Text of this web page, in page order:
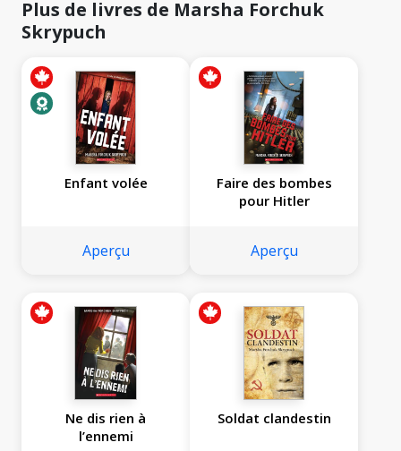
Plus de livres de Marsha Forchuk
Skrypuch
Enfant volée
Aperçu
Faire des bombes
pour Hitler
Aperçu
Ne dis rien à
l’ennemi
Soldat clandestin